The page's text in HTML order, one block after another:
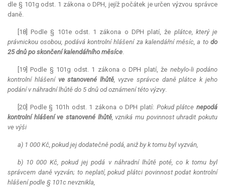
dle § 101g odst. 1 zákona o DPH, jejíž počátek je určen výzvou správce
daně.
[18] Podle § 101e odst. 1 zákona o DPH platí, že plátce, který je
právnickou osobou, podává kontrolní hlášení za kalendářní měsíc, a to do
25 dnů po skončení kalendářního měsíce.
[19] Podle § 101g odst. 1 zákona o DPH platí, že nebylo-li podáno
kontrolní hlášení ve stanovené lhůtě, vyzve správce daně plátce k jeho
podání v náhradní lhůtě do 5 dnů od oznámení této výzvy.
[20] Podle § 101h odst. 1 zákona o DPH platí: Pokud plátcenepodá
kontrolní hlášení ve stanovené lhůtě, vzniká mu povinnost uhradit pokutu
ve výši
a) 1 000 Kč, pokud jej dodatečně podá, aniž by k tomu byl vyzván,
b) 10 000 Kč, pokud jej podá v náhradní lhůtě poté, co k tomu byl
správcem daně vyzván; to neplatí, pokud plátci povinnost podat kontrolní
hlášení podle § 101c nevznikla,